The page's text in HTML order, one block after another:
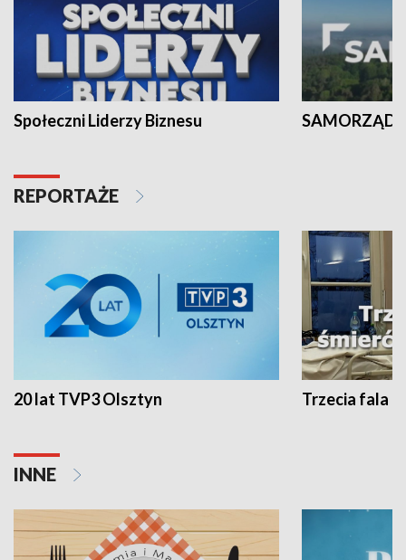
Społeczni Liderzy Biznesu SAMORZĄD
REPORTAŻE
20 lat TVP3 Olsztyn Trzecia fala -
INNE